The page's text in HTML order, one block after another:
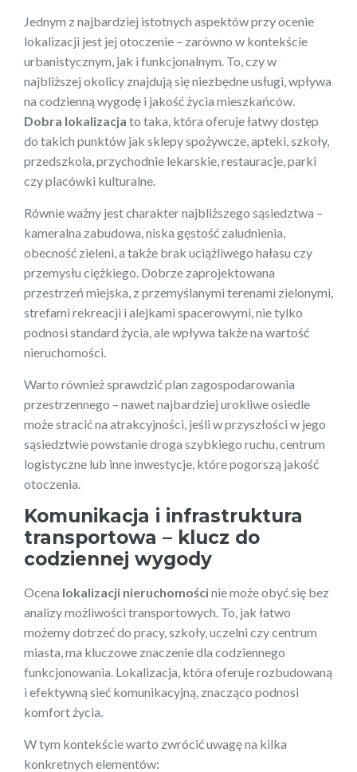
Jednym z najbardziej istotnych aspektów przy ocenie
lokalizacji jest jej otoczenie – zarówno w kontekście
urbanistycznym, jak i funkcjonalnym. To, czy w
najbliższej okolicy znajdują się niezbędne usługi, wpływa
na codzienną wygodę i jakość życia mieszkańców.
Dobra lokalizacja to taka, która oferuje łatwy dostęp
do takich punktów jak sklepy spożywcze, apteki, szkoły,
przedszkola, przychodnie lekarskie, restauracje, parki
czy placówki kulturalne.
Równie ważny jest charakter najbliższego sąsiedztwa –
kameralna zabudowa, niska gęstość zaludnienia,
obecność zieleni, a także brak uciążliwego hałasu czy
przemysłu ciężkiego. Dobrze zaprojektowana
przestrzeń miejska, z przemyślanymi terenami zielonymi,
strefami rekreacji i alejkami spacerowymi, nie tylko
podnosi standard życia, ale wpływa także na wartość
nieruchomości.
Warto również sprawdzić plan zagospodarowania
przestrzennego – nawet najbardziej urokliwe osiedle
może stracić na atrakcyjności, jeśli w przyszłości w jego
sąsiedztwie powstanie droga szybkiego ruchu, centrum
logistyczne lub inne inwestycje, które pogorszą jakość
otoczenia.
Komunikacja i infrastruktura
transportowa – klucz do
codziennej wygody
Ocena lokalizacji nieruchomościnie może obyć się bez
analizy możliwości transportowych. To, jak łatwo
możemy dotrzeć do pracy, szkoły, uczelni czy centrum
miasta, ma kluczowe znaczenie dla codziennego
funkcjonowania. Lokalizacja, która oferuje rozbudowaną
i efektywną sieć komunikacyjną, znacząco podnosi
komfort życia.
W tym kontekście warto zwrócić uwagę na kilka
konkretnych elementów: